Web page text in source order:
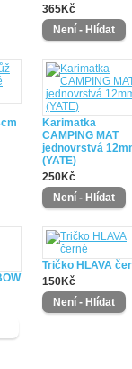
365Kč
Karimatka
CAMPING MAT
jednovrstvá
(YATE)
250Kč
Tričko HLAVA
150Kč